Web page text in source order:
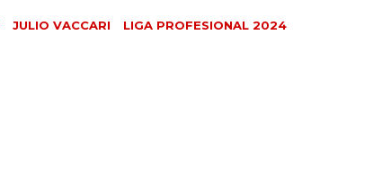
JULIO VACCARI
LIGA PROFESIONAL 2024